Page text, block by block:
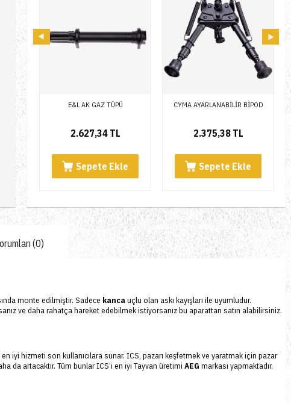
CYMA AYARLANABİLİR BİPOD
2.375,38 TL
Sepete Ekle
ICS SLING SWIVEL SET FOR M1913
855,40 TL
Sepete Ekle
(0)
monte edilmiştir. Sadece kancauçlu olan askı kayışları ile uyumludur.
ve daha rahatça hareket edebilmek istiyorsanız bu aparattan satın alabilirsiniz.
iyi hizmeti son kullanıcılara sunar. ICS, pazarı keşfetmek ve yaratmak için pazar
da artacaktır. Tüm bunlar ICS’i en iyi Tayvan üretimi AEG markası yapmaktadır.